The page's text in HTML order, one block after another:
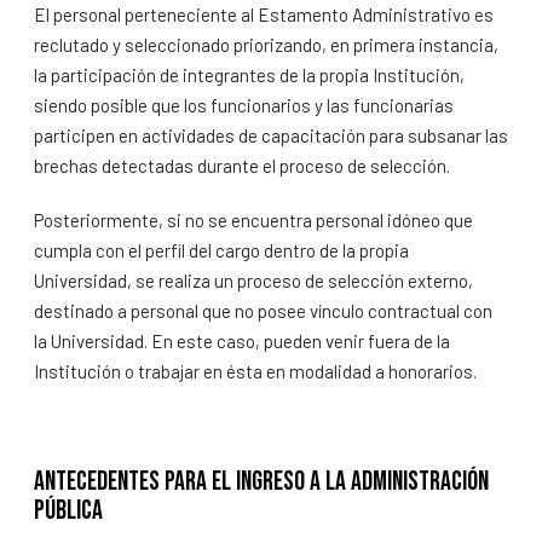
El personal perteneciente al Estamento Administrativo es
reclutado y seleccionado priorizando, en primera instancia,
la participación de integrantes de la propia Institución,
siendo posible que los funcionarios y las funcionarias
participen en actividades de capacitación para subsanar las
brechas detectadas durante el proceso de selección.
Posteriormente, si no se encuentra personal idóneo que
cumpla con el perfil del cargo dentro de la propia
Universidad, se realiza un proceso de selección externo,
destinado a personal que no posee vínculo contractual con
la Universidad. En este caso, pueden venir fuera de la
Institución o trabajar en ésta en modalidad a honorarios.
Antecedentes para el ingreso a la Administración
Pública